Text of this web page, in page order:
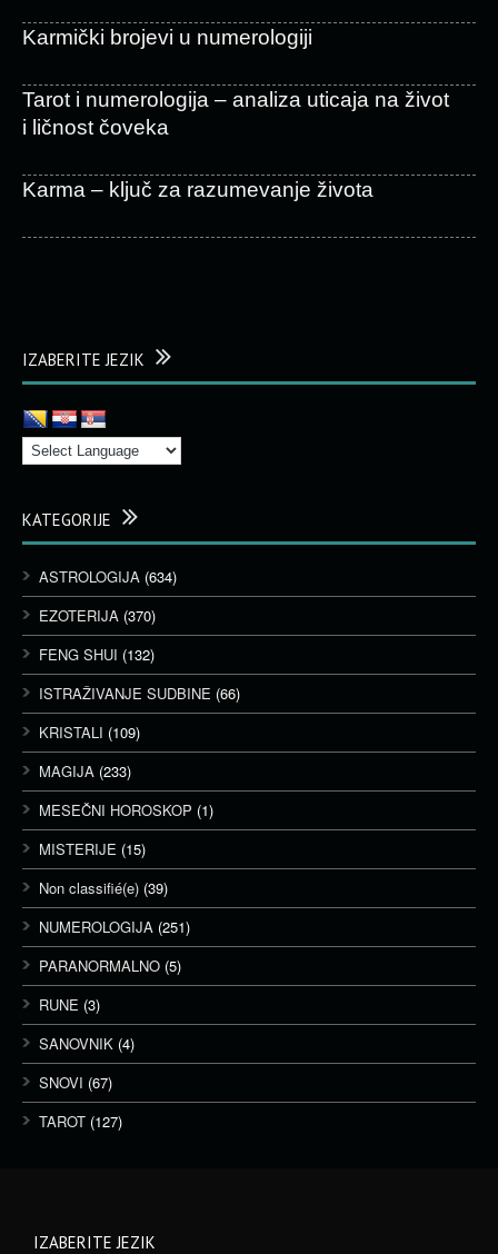
Karmički brojevi u numerologiji
Tarot i numerologija – analiza uticaja na život
i ličnost čoveka
Karma – ključ za razumevanje života
IZABERITE JEZIK
KATEGORIJE
ASTROLOGIJA (634)
EZOTERIJA (370)
FENG SHUI (132)
ISTRAŽIVANJE SUDBINE (66)
KRISTALI (109)
MAGIJA (233)
MESEČNI HOROSKOP (1)
MISTERIJE (15)
Non classifié(e) (39)
NUMEROLOGIJA (251)
PARANORMALNO (5)
RUNE (3)
SANOVNIK (4)
SNOVI (67)
TAROT (127)
IZABERITE JEZIK